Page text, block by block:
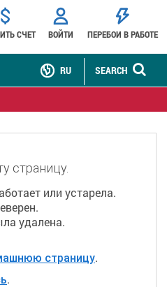
СЧЕТ ВОЙТИ ПЕРЕБОИ В РАБОТЕ
SEARCH
RU
страницу.
или устарела.
удалена.
страницу.
.